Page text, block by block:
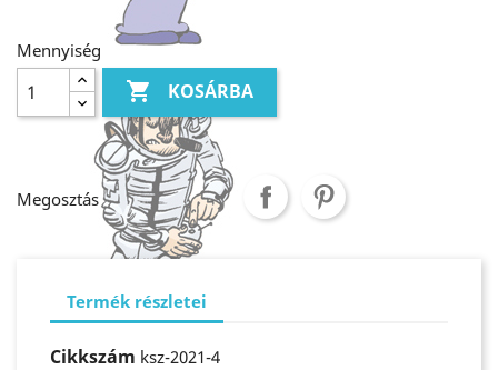
Mennyiség
 KOSÁRBA
Megosztás
Termék részletei
Cikkszám ksz-2021-4